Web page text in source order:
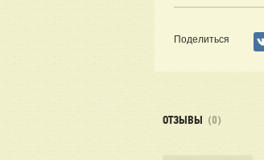
Поделиться
ОТЗЫВЫ (0)